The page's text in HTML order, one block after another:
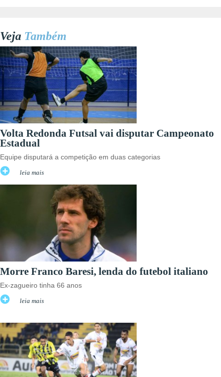
Veja Também
Volta Redonda Futsal vai disputar Campeonato
Estadual
Equipe disputará a competição em duas categorias
leia mais
Morre Franco Baresi, lenda do futebol italiano
Ex-zagueiro tinha 66 anos
leia mais